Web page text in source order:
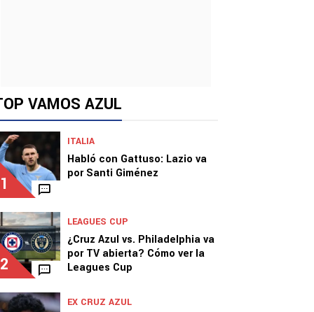
VAMOS AZUL
1
ITALIA
Habló con Gattuso: Lazio va
por Santi Giménez
2
LEAGUES CUP
¿Cruz Azul vs. Philadelphia va
por TV abierta? Cómo ver la
Leagues Cup
EX CRUZ AZUL